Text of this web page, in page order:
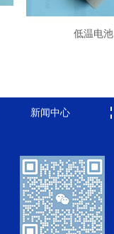
低温电池
新闻中心